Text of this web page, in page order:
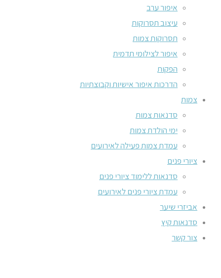
איפור ערב
עיצוב תסרוקות
תסרוקות צמות
איפור לצילומי תדמית
הפקות
הדרכות איפור אישיות וקבוצתיות
צמות
סדנאות צמות
ימי הולדת צמות
עמדת צמות פעילה לאירועים
ציורי פנים
סדנאות ללימוד ציורי פנים
עמדת ציורי פנים לאירועים
אביזרי שיער
סדנאות קיץ
צור קשר